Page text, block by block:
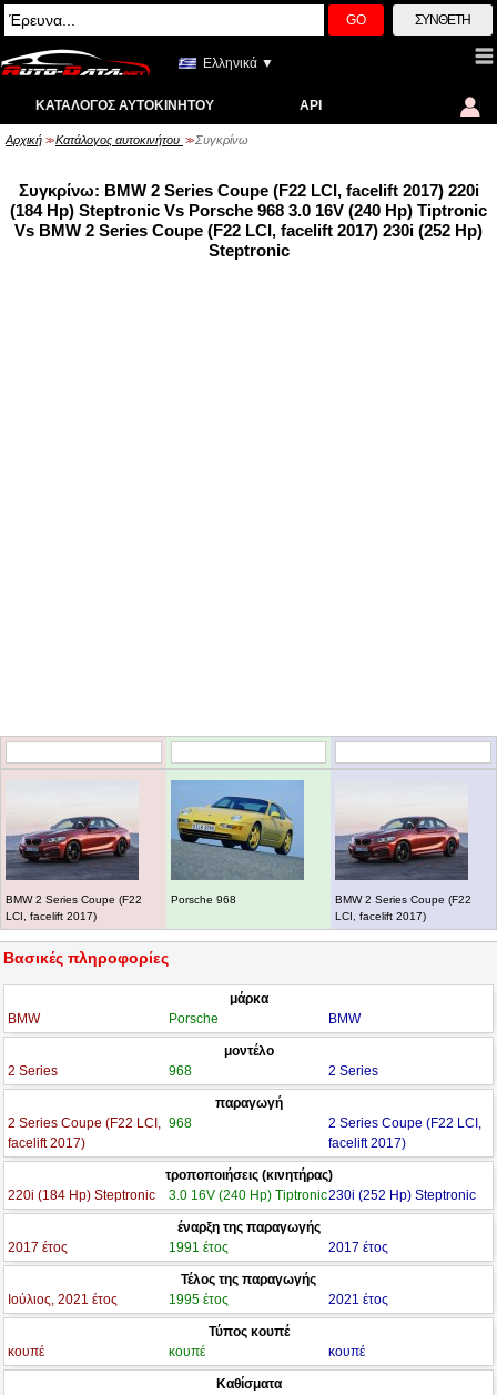
GO ΣΎΝΘΕΤΗ
Ελληνικά ▼
ΚΑΤΆΛΟΓΟΣ ΑΥΤΟΚΙΝΉΤΟΥ API
Αρχική >> Κατάλογος αυτοκινήτου >> Συγκρίνω
Συγκρίνω: BMW 2 Series Coupe (F22 LCI, facelift 2017) 220i
(184 Hp) Steptronic Vs Porsche 968 3.0 16V (240 Hp) Tiptronic
Vs BMW 2 Series Coupe (F22 LCI, facelift 2017) 230i (252 Hp)
Steptronic
BMW 2 Series Coupe (F22
LCI, facelift 2017)
Porsche 968
BMW 2 Series Coupe (F22
LCI, facelift 2017)
Βασικές πληροφορίες
μάρκα
BMW
Porsche BMW
μοντέλο
2 Series
968 2 Series
παραγωγή
2 Series Coupe (F22 LCI,
facelift 2017)
968
2 Series Coupe (F22 LCI,
facelift 2017)
τροποποιήσεις (κινητήρας)
220i (184 Hp) Steptronic
3.0 16V (240 Hp) Tiptronic230i (252 Hp) Steptronic
έναρξη της παραγωγής
2017 έτος
1991 έτος 2017 έτος
Τέλος της παραγωγής
Ιούλιος, 2021 έτος
1995 έτος 2021 έτος
Τύπος κουπέ
κουπέ
κουπέ κουπέ
Καθίσματα